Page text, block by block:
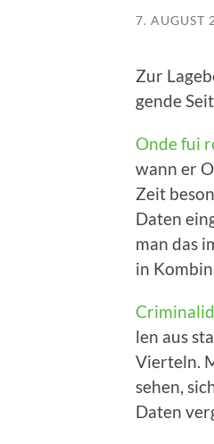
7. AUGUST
Zur
gen­de
Onde fui
wann er
Zeit
Daten
man das
in
len aus
Vier­teln.
sehen,
Daten